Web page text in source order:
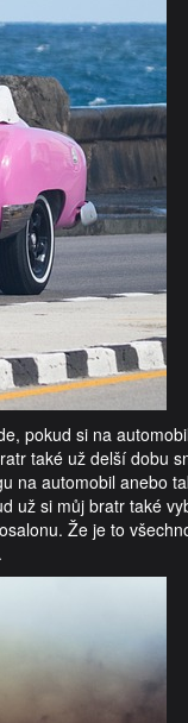
pokud si na
také už delší dobu
na automobil anebo
už si můj bratr také
Že je to